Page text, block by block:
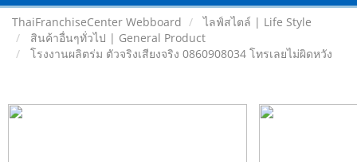
ThaiFranchiseCenter Webboard
ไลฟ์สไตล์ | Life Style
สินค้าอื่นๆทั่วไป | General Product
โรงงานผลิตร่ม ตัวจริงเสียงจริง 0860908034 โทรเลยไม่ผิดหวัง